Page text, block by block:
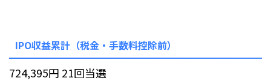
IPO収益累計（税金・手数料控除前）
724,395円 21回当選